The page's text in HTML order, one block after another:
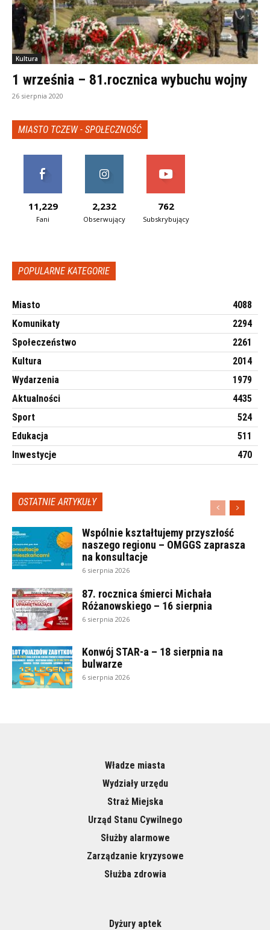
Kultura
1 września – 81.rocznica wybuchu wojny
26 sierpnia 2020
MIASTO TCZEW - SPOŁECZNOŚĆ
11,229
Fani
2,232
Obserwujący
762
Subskrybujący
POPULARNE KATEGORIE
Miasto
4088
Komunikaty
2294
Społeczeństwo
2261
Kultura
2014
Wydarzenia
1979
Aktualności
4435
Sport
524
Edukacja
511
Inwestycje
470
OSTATNIE ARTYKUŁY
Wspólnie kształtujemy przyszłość
naszego regionu – OMGGS zaprasza
na konsultacje
6 sierpnia 2026
87. rocznica śmierci Michała
Różanowskiego – 16 sierpnia
6 sierpnia 2026
Konwój STAR-a – 18 sierpnia na
bulwarze
6 sierpnia 2026
Władze miasta
Wydziały urzędu
Straż Miejska
Urząd Stanu Cywilnego
Służby alarmowe
Zarządzanie kryzysowe
Służba zdrowia
Dyżury aptek